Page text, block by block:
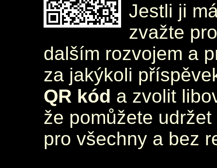
Jestli ji
zvažte
dalším rozvojem a
za jakýkoli
QR kód a zvolit
že pomůžete
pro všechny a bez